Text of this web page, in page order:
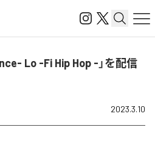
Lo -Fi Hip Hop -」を配信
2023.3.10